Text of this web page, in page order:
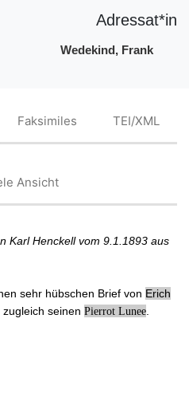
Adressat*in
Wedekind, Frank
Faksimiles TEI/XML
Ansicht
Karl Henckell vom 9.1.1893 aus
sehr hübschen Brief von Erich
seinen Pierrot Lunee.